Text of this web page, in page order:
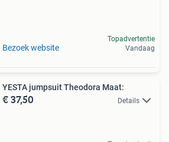
Bezoek website
Topadvertentie
Vandaag
YESTA jumpsuit Theodora Maat:
€ 37,50 Details